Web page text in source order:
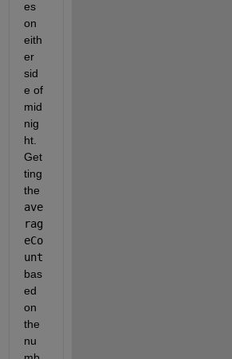
es
on
eith
er
sid
e of
mid
nig
ht.
Get
ting
the
ave
rag
eCo
unt
bas
ed
on
the
nu